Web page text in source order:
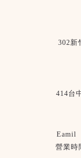
302新
414台
Eamil
營業時